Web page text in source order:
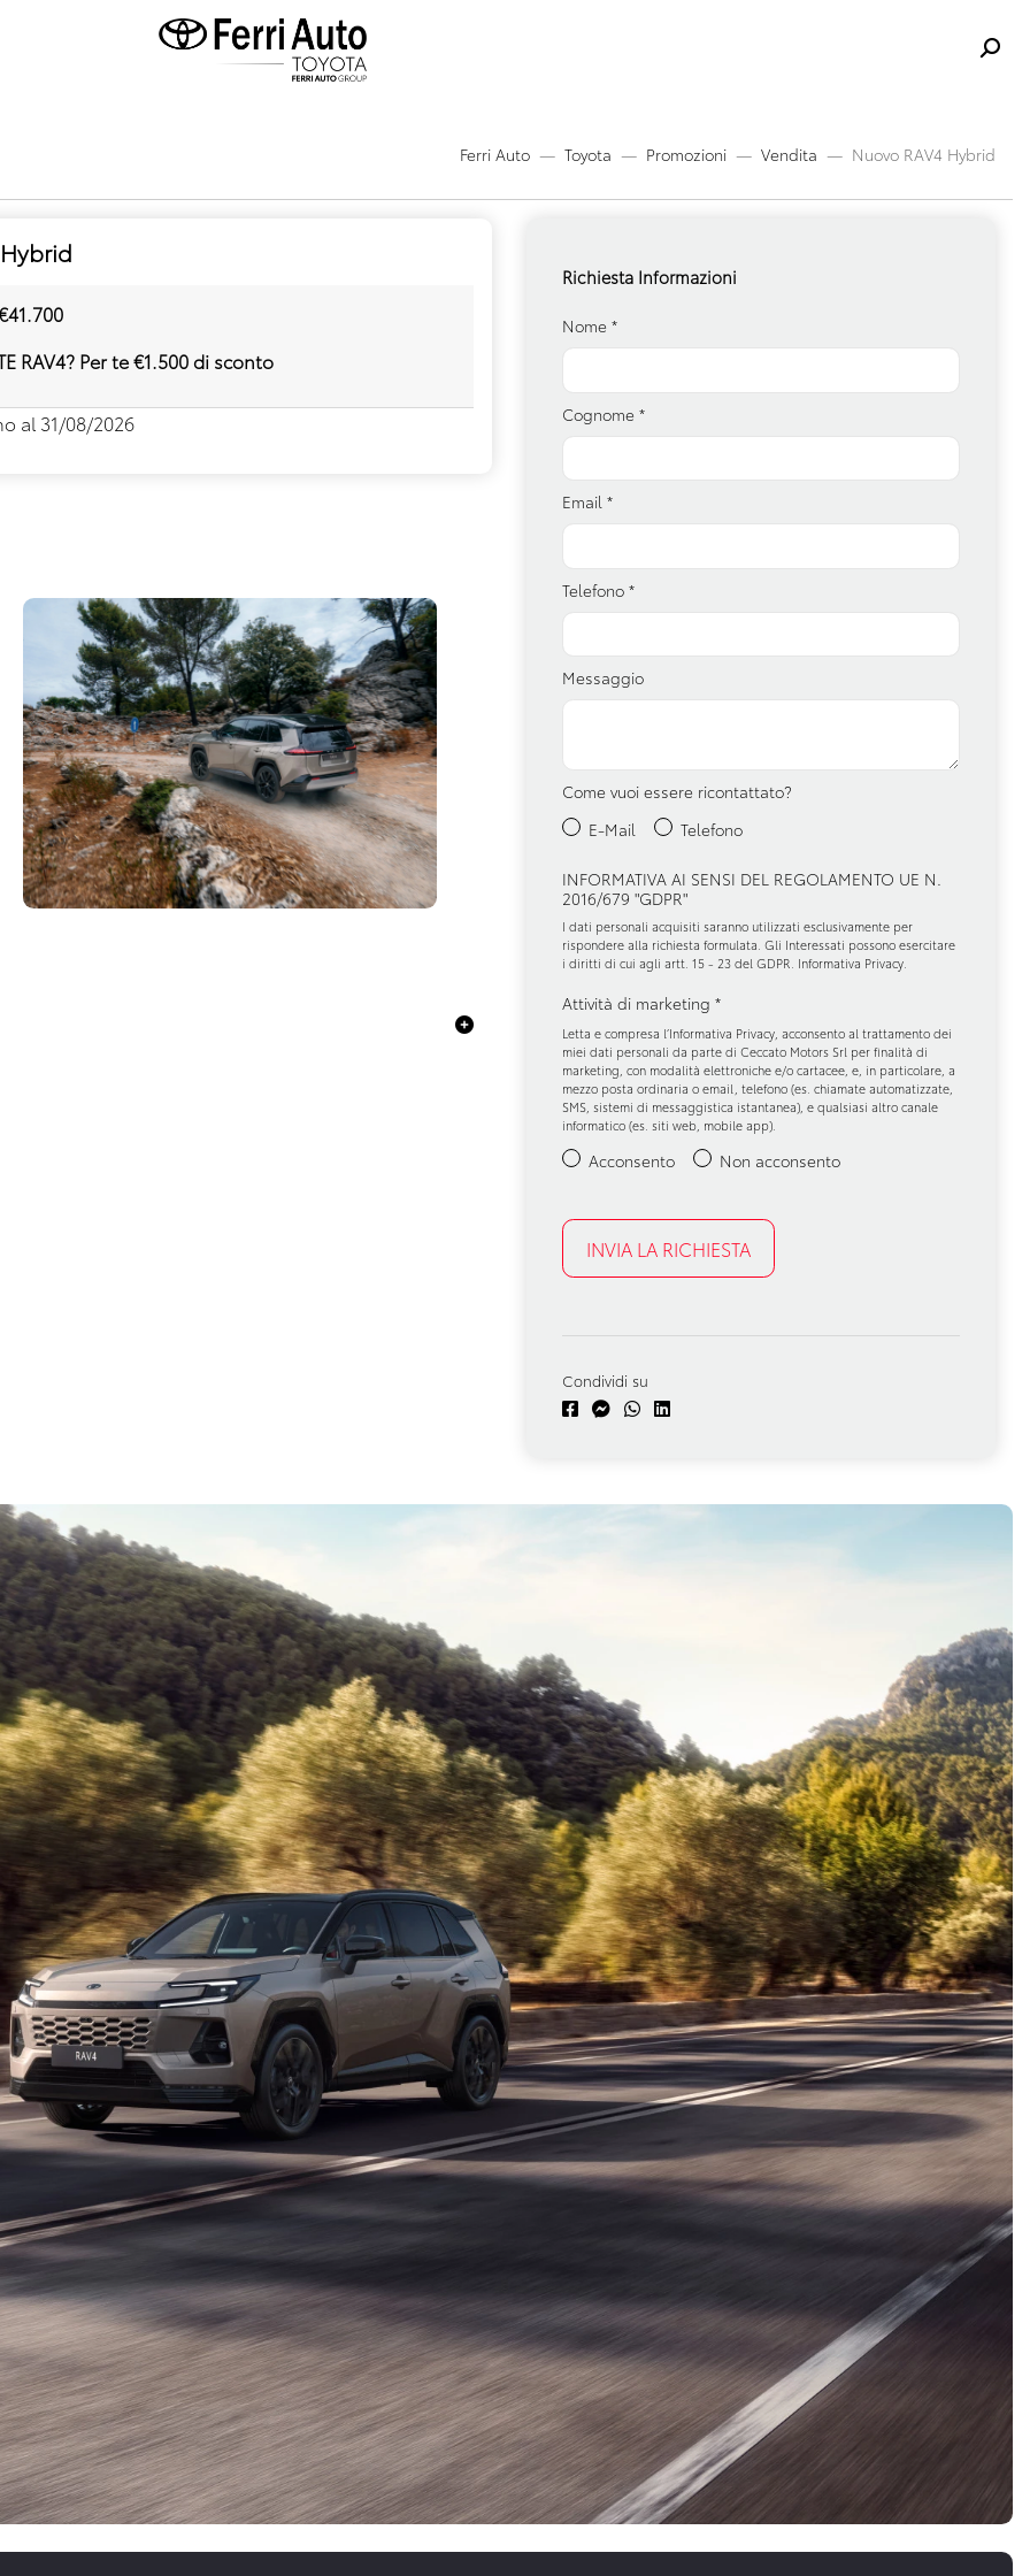
Ferri Auto Toyota Promozioni Vendita Nuovo RAV4 Hybrid
RAV4? Per te €1.500 di sconto
al 31/08/2026
Richiesta Informazioni
Nome *
Cognome *
Email *
Telefono *
Messaggio
Come vuoi essere ricontattato?
E-Mail
Telefono
INFORMATIVA AI SENSI DEL REGOLAMENTO UE N.
2016/679 "GDPR"
I dati personali acquisiti saranno utilizzati esclusivamente per
rispondere alla richiesta formulata. Gli Interessati possono esercitare
i diritti di cui agli artt. 15 - 23 del GDPR. Informativa Privacy.
Attività di marketing *
Letta e compresa l’Informativa Privacy, acconsento al trattamento dei
miei dati personali da parte di Ceccato Motors Srl per finalità di
marketing, con modalità elettroniche e/o cartacee, e, in particolare, a
mezzo posta ordinaria o email, telefono (es. chiamate automatizzate,
SMS, sistemi di messaggistica istantanea), e qualsiasi altro canale
informatico (es. siti web, mobile app).
Acconsento Non acconsento
Condividi su